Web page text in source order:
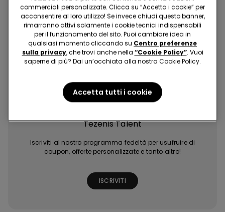
Acquisti facili e
Ultime tendenze
Promozioni
Extra punti con
Tezenis Talent
Iscriviti al nostro programma fedeltà per usufruire di
coupon, offerte personalizzate e tanto altro!
ISCRIVITI
commerciali personalizzate. Clicca su “Accetta i cookie” per
acconsentire al loro utilizzo! Se invece chiudi questo banner,
rimarranno attivi solamente i cookie tecnici indispensabili
per il funzionamento del sito. Puoi cambiare idea in
qualsiasi momento cliccando su Centro preferenze
sulla privacy, che trovi anche nella “Cookie Policy”. Vuoi
saperne di più? Dai un’occhiata alla nostra Cookie Policy.
Accetta tutti i cookie